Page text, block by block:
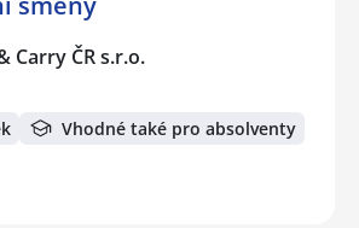
Carry ČR s.r.o.
Vhodné také pro absolventy